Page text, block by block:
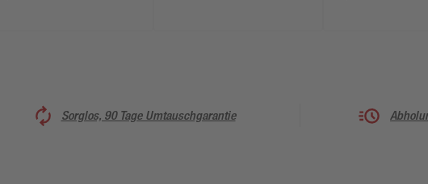
Sorglos, 90 Tage Umtauschgarantie